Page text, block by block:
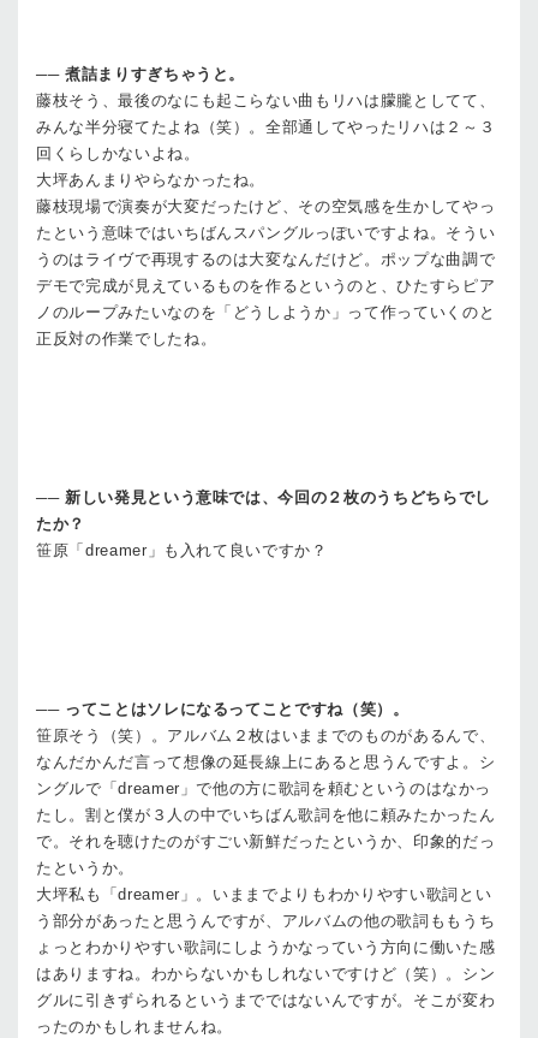
── 煮詰まりすぎちゃうと。
藤枝そう、最後のなにも起こらない曲もリハは朦朧としてて、
みんな半分寝てたよね（笑）。全部通してやったリハは２～３
回くらしかないよね。
大坪あんまりやらなかったね。
藤枝現場で演奏が大変だったけど、その空気感を生かしてやっ
たという意味ではいちばんスパングルっぽいですよね。そうい
うのはライヴで再現するのは大変なんだけど。ポップな曲調で
デモで完成が見えているものを作るというのと、ひたすらピア
ノのループみたいなのを「どうしようか」って作っていくのと
正反対の作業でしたね。
── 新しい発見という意味では、今回の２枚のうちどちらでし
たか？
笹原 「dreamer」も入れて良いですか？
── ってことはソレになるってことですね（笑）。
笹原そう（笑）。アルバム２枚はいままでのものがあるんで、
なんだかんだ言って想像の延長線上にあると思うんですよ。シ
ングルで「dreamer」で他の方に歌詞を頼むというのはなかっ
たし。割と僕が３人の中でいちばん歌詞を他に頼みたかったん
で。それを聴けたのがすごい新鮮だったというか、印象的だっ
たというか。
大坪私も「dreamer」。いままでよりもわかりやすい歌詞とい
う部分があったと思うんですが、アルバムの他の歌詞ももうち
ょっとわかりやすい歌詞にしようかなっていう方向に働いた感
はありますね。わからないかもしれないですけど（笑）。シン
グルに引きずられるというまでではないんですが。そこが変わ
ったのかもしれませんね。